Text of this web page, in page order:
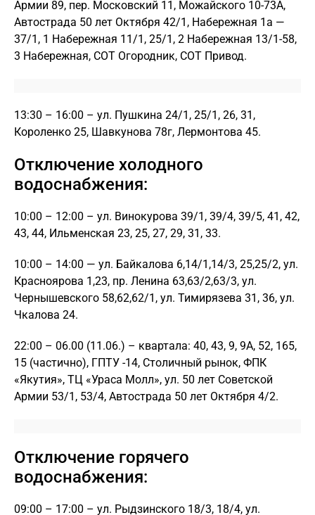
Армии 89, пер. Московский 11, Можайского 10-73А,
Автострада 50 лет Октября 42/1, Набережная 1а —
37/1, 1 Набережная 11/1, 25/1, 2 Набережная 13/1-58,
3 Набережная, СОТ Огородник, СОТ Привод.
13:30 – 16:00 – ул. Пушкина 24/1, 25/1, 26, 31,
Короленко 25, Шавкунова 78г, Лермонтова 45.
Отключение холодного
водоснабжения:
10:00 – 12:00 – ул. Винокурова 39/1, 39/4, 39/5, 41, 42,
43, 44, Ильменская 23, 25, 27, 29, 31, 33.
10:00 – 14:00 — ул. Байкалова 6,14/1,14/3, 25,25/2, ул.
Красноярова 1,23, пр. Ленина 63,63/2,63/3, ул.
Чернышевского 58,62,62/1, ул. Тимирязева 31, 36, ул.
Чкалова 24.
22:00 – 06.00 (11.06.) – квартала: 40, 43, 9, 9А, 52, 165,
15 (частично), ГПТУ -14, Столичный рынок, ФПК
«Якутия», ТЦ «Ураса Молл», ул. 50 лет Советской
Армии 53/1, 53/4, Автострада 50 лет Октября 4/2.
Отключение горячего
водоснабжения:
09:00 – 17:00 – ул. Рыдзинского 18/3, 18/4, ул.